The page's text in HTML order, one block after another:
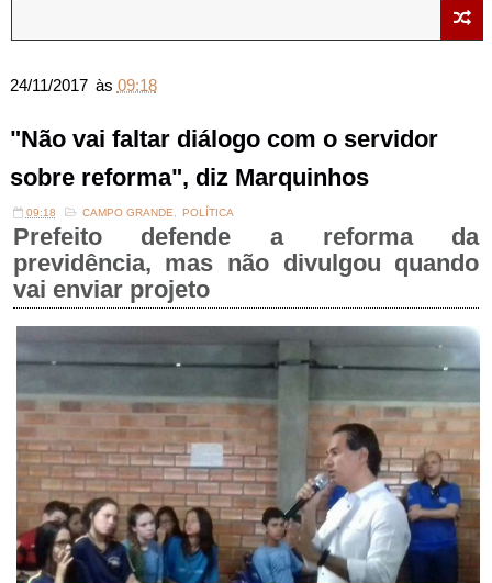
24/11/2017 às 09:18
"Não vai faltar diálogo com o servidor
sobre reforma", diz Marquinhos
09:18 CAMPO GRANDE POLÍTICA
Prefeito defende a reforma da
previdência, mas não divulgou quando
vai enviar projeto